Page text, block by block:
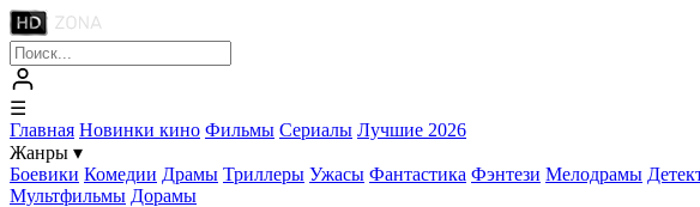
☰
Главная Новинки кино Фильмы Сериалы Лучшие 2026
Жанры ▾
Боевики Комедии Драмы Триллеры Ужасы Фантастика Фэнтези Мелодрамы
Мультфильмы Дорамы